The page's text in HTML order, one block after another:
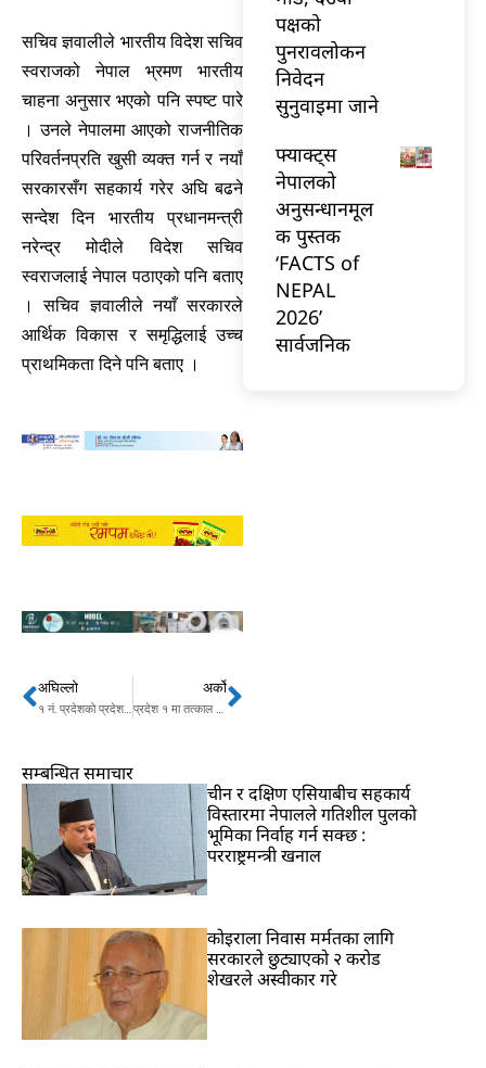
सचिव ज्ञवालीले भारतीय विदेश सचिव
स्वराजको नेपाल भ्रमण भारतीय
चाहना अनुसार भएको पनि स्पष्ट पारे
। उनले नेपालमा आएको राजनीतिक
परिवर्तनप्रति खुसी व्यक्त गर्न र नयाँ
सरकारसँग सहकार्य गरेर अघि बढने
सन्देश दिन भारतीय प्रधानमन्त्री
नरेन्द्र मोदीले विदेश सचिव
स्वराजलाई नेपाल पठाएको पनि बताए
। सचिव ज्ञवालीले नयाँ सरकारले
आर्थिक विकास र समृद्धिलाई उच्च
प्राथमिकता दिने पनि बताए ।
Prev
अघिल्लो
१ नं. प्रदेशको प्रदेशसभा बैठकले जिससका सेवाग्राहीलाई असर पर्दैन : पोखरेल
अर्को
प्रदेश १ मा तत्काल ऐन प्रमाणिकरण तथा कार्यसम्पादन नियमावली निर्माण गरिने Next
पक्षको
पुनरावलोकन
निवेदन
सुनुवाइमा जाने
फ्याक्ट्स
नेपालको
अनुसन्धानमूल
क पुस्तक
‘FACTS of
NEPAL
2026’
सार्वजनिक
सम्बन्धित समाचार
चीन र दक्षिण एसियाबीच सहकार्य
विस्तारमा नेपालले गतिशील पुलको
भूमिका निर्वाह गर्न सक्छ :
परराष्ट्रमन्त्री खनाल
कोइराला निवास मर्मतका लागि
सरकारले छुट्याएको २ करोड
शेखरले अस्वीकार गरे